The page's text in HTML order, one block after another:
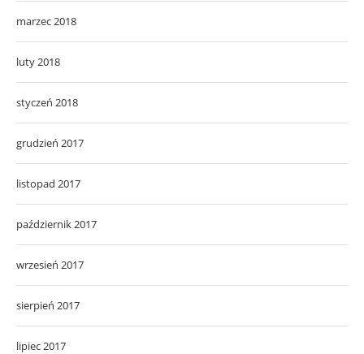
marzec 2018
luty 2018
styczeń 2018
grudzień 2017
listopad 2017
październik 2017
wrzesień 2017
sierpień 2017
lipiec 2017